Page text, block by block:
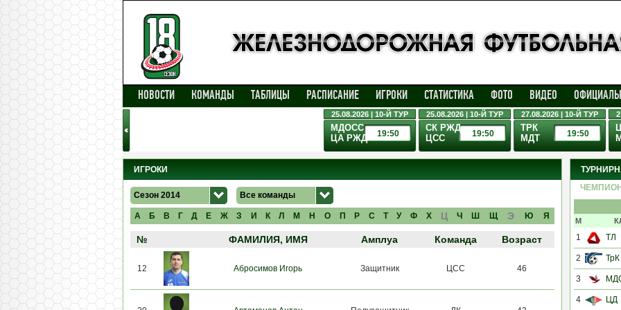
НОВОСТИ КОМАНДЫ ТАБЛИЦЫ РАСПИСАНИЕ ИГРОКИ СТАТИСТИКА ФОТО ВИДЕО
25.08.2026 | 10-Й ТУР
19:50
МДОСС
ЦА РЖД
25.08.2026 | 10-Й ТУР
19:50
СК РЖД
ЦСС
27.08.2026 | 10-Й ТУР
19:50
ТРК
МДТ
ИГРОКИ
Сезон 2014 Все команды
А Б В Г Д Е Ж З И К Л М Н О П Р С Т У Ф Х Ц Ч Ш Щ Э Ю Я
№ ФАМИЛИЯ, ИМЯ Амплуа Команда Возраст
12 Абросимов Игорь Защитник ЦСС 46
М
1 ТЛ
2 ТрК
3
4 ЦД